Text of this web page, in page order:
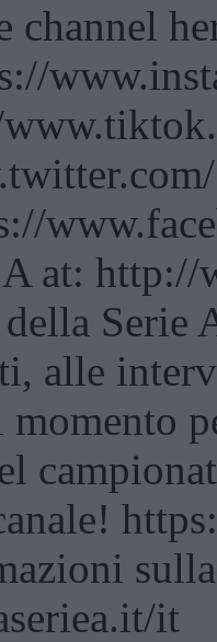
channel
at:
Serie
alle
it